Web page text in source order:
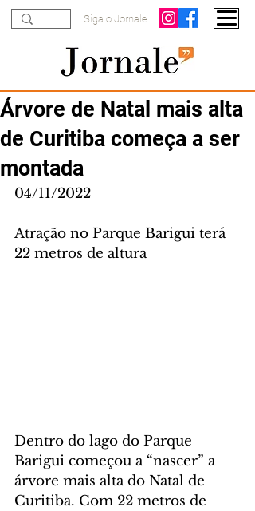
Siga o Jornale
Árvore de Natal mais alta
de Curitiba começa a ser
montada
04/11/2022
Atração no Parque Barigui terá
22 metros de altura
Dentro do lago do Parque
Barigui começou a “nascer” a
árvore mais alta do Natal de
Curitiba. Com 22 metros de